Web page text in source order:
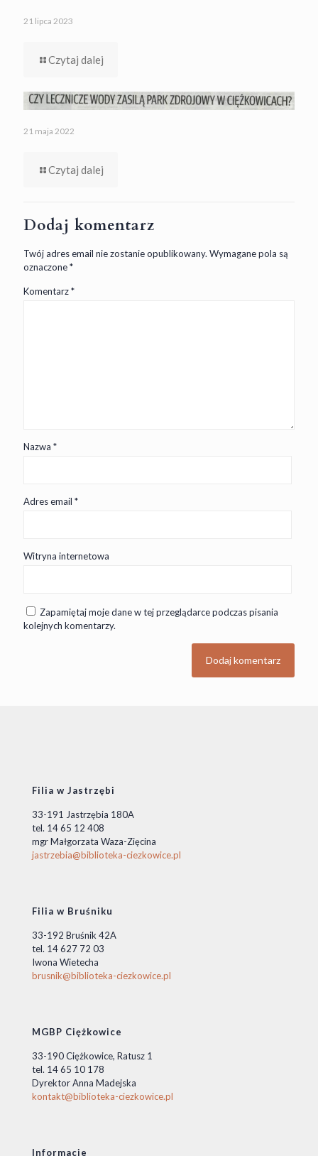
21 lipca 2023
Czytaj dalej
21 maja 2022
Czytaj dalej
Dodaj komentarz
Twój adres email nie zostanie opublikowany. Wymagane pola są
oznaczone*
Komentarz*
Nazwa *
Adres email *
Witryna internetowa
Zapamiętaj moje dane w tej przeglądarce podczas pisania
kolejnych komentarzy.
Filia w Jastrzębi
33-191 Jastrzębia 180A
tel. 14 65 12 408
mgr Małgorzata Waza-Zięcina
jastrzebia@biblioteka-ciezkowice.pl
Filia w Bruśniku
33-192 Bruśnik 42A
tel. 14 627 72 03
Iwona Wietecha
brusnik@biblioteka-ciezkowice.pl
MGBP Ciężkowice
33-190 Ciężkowice, Ratusz 1
tel. 14 65 10 178
Dyrektor Anna Madejska
kontakt@biblioteka-ciezkowice.pl
Informacje